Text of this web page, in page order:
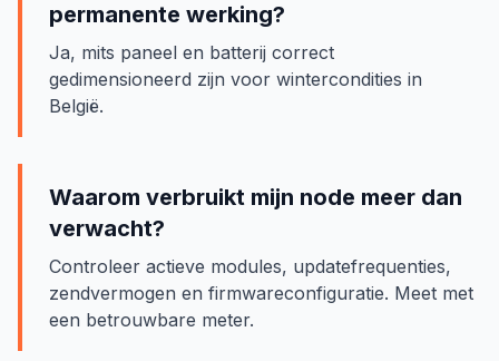
permanente werking?
Ja, mits paneel en batterij correct
gedimensioneerd zijn voor wintercondities in
België.
Waarom verbruikt mijn node meer dan
verwacht?
Controleer actieve modules, updatefrequenties,
zendvermogen en firmwareconfiguratie. Meet met
een betrouwbare meter.